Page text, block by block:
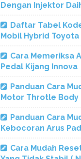
Dengan Injektor
Daftar Tabel
Mobil Hybrid Toyota
Cara Memeriksa
Pedal Kijang Innova
Panduan Cara
Motor Throtle Body
Panduan Cara
Kebocoran Arus
Cara Mudah